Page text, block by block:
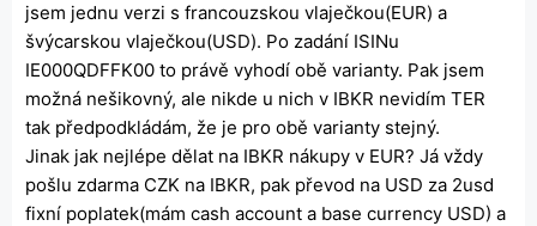
jsem jednu verzi s francouzskou vlaječkou(EUR) a
švýcarskou vlaječkou(USD). Po zadání ISINu
IE000QDFFK00 to právě vyhodí obě varianty. Pak jsem
možná nešikovný, ale nikde u nich v IBKR nevidím TER
tak předpodkládám, že je pro obě varianty stejný.
Jinak jak nejlépe dělat na IBKR nákupy v EUR? Já vždy
pošlu zdarma CZK na IBKR, pak převod na USD za 2usd
fixní poplatek(mám cash account a base currency USD) a